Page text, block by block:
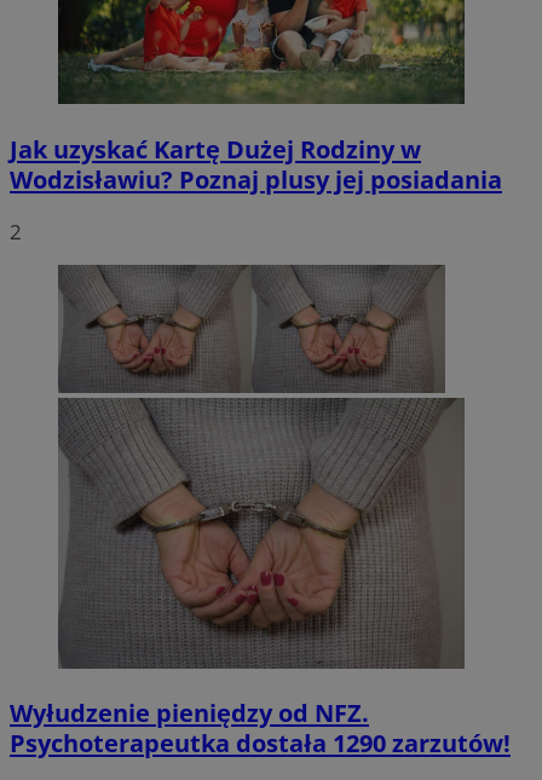
Jak uzyskać Kartę Dużej Rodziny w
Wodzisławiu? Poznaj plusy jej posiadania
2
Wyłudzenie pieniędzy od NFZ.
Psychoterapeutka dostała 1290 zarzutów!